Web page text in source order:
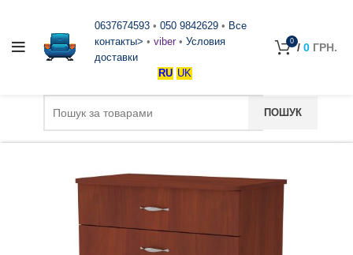
0637674593 • 050 9842629 • Все
контакты> • viber • Условия
доставки
RU UK
0 / 0 ГРН.